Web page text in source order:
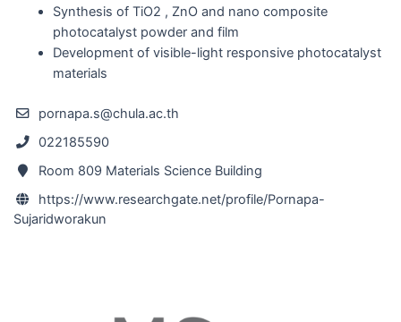
Synthesis of TiO2 , ZnO and nano composite
photocatalyst powder and film
Development of visible-light responsive photocatalyst
materials
pornapa.s@chula.ac.th
022185590
Room 809 Materials Science Building
https://www.researchgate.net/profile/Pornapa-
Sujaridworakun